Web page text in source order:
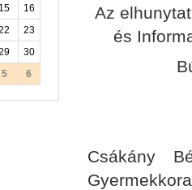
15
16
23
30
5 6
Az
és
Csákány